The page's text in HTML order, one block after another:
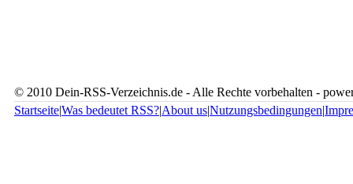
© 2010 Dein-RSS-Verzeichnis.de - Alle Rechte vorbehalten -
Startseite|Was bedeutet RSS?|About us|Nutzungsbedingungen|